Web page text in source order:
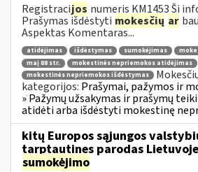
Registracijos numeris KM1453 Ši
Prašymas išdėstyti mokesčių ar
Aspektas Komentaras...
atidėjimas išdėstymas sumokėjimas
maį 88 str.
mokestinės nepriemokos atidėjimas
mokestinės nepriemokos išdėstymas
kategorijos: Prašymai, pažymos ir
» Pažymų užsakymas ir prašymų
atidėti arba išdėstyti mokestinę
kitų Europos sąjungos
tarptautines parodas
sumokėjimo